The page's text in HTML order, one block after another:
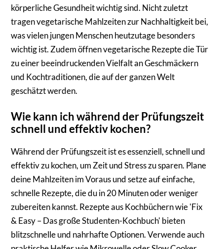
körperliche Gesundheit wichtig sind. Nicht zuletzt
tragen vegetarische Mahlzeiten zur Nachhaltigkeit bei,
was vielen jungen Menschen heutzutage besonders
wichtig ist. Zudem öffnen vegetarische Rezepte die Tür
zu einer beeindruckenden Vielfalt an Geschmäckern
und Kochtraditionen, die auf der ganzen Welt
geschätzt werden.
Wie kann ich während der Prüfungszeit
schnell und effektiv kochen?
Während der Prüfungszeit ist es essenziell, schnell und
effektiv zu kochen, um Zeit und Stress zu sparen. Plane
deine Mahlzeiten im Voraus und setze auf einfache,
schnelle Rezepte, die du in 20 Minuten oder weniger
zubereiten kannst. Rezepte aus Kochbüchern wie 'Fix
& Easy – Das große Studenten-Kochbuch' bieten
blitzschnelle und nahrhafte Optionen. Verwende auch